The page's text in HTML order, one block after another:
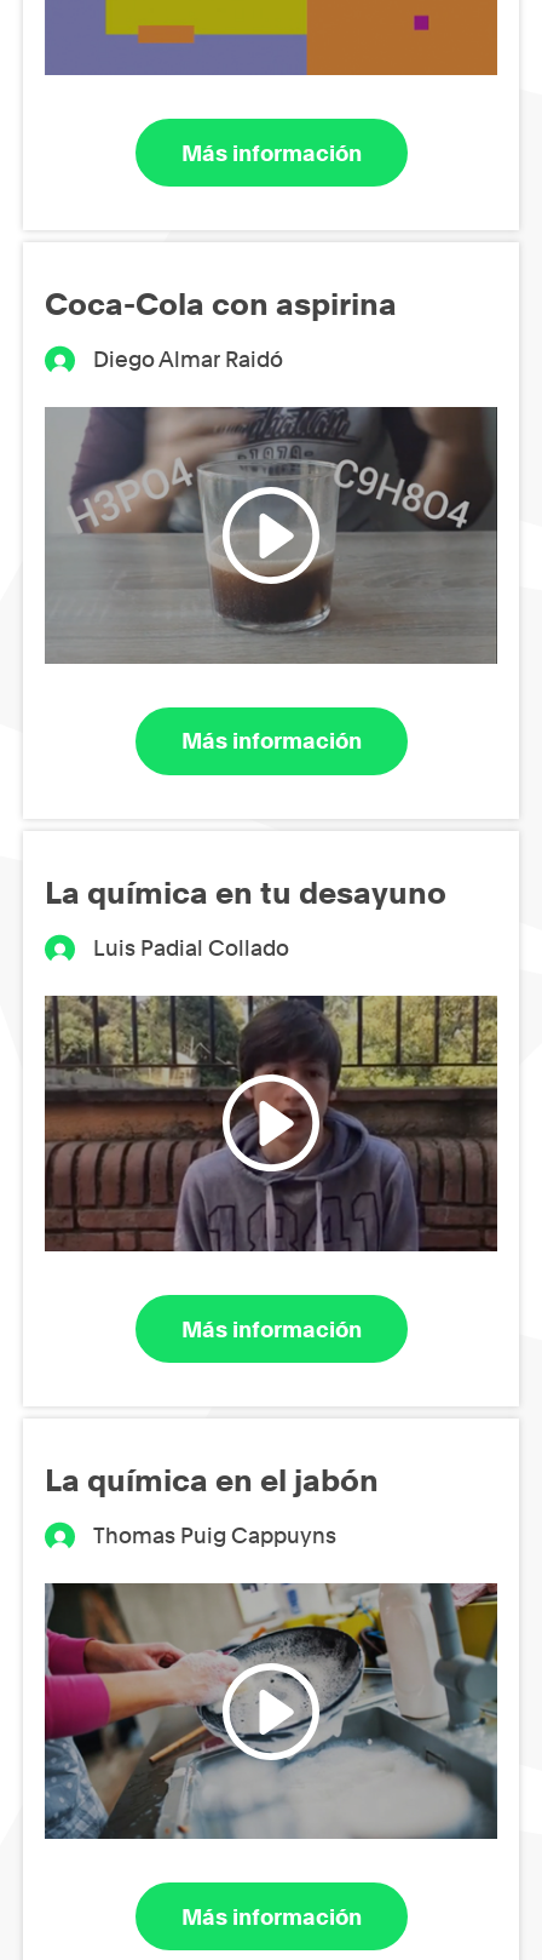
Más información
Coca-Cola con aspirina
Diego Almar Raidó
Más información
La química en tu desayuno
Luis Padial Collado
Más información
La química en el jabón
Thomas Puig Cappuyns
Más información